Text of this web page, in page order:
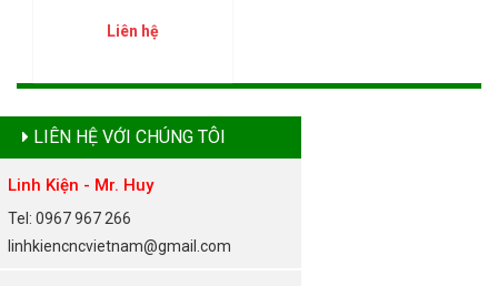
Liên hệ
LIÊN HỆ VỚI CHÚNG TÔI
Linh Kiện - Mr. Huy
Tel: 0967 967 266
linhkiencncvietnam@gmail.com